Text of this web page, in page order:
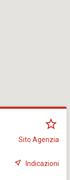
Sito Agenzia
Indicazioni